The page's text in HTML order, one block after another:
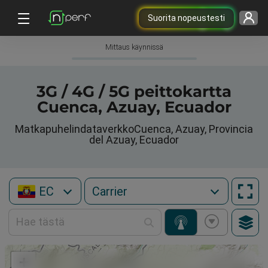
Suorita nopeustesti
Mittaus käynnissä
3G / 4G / 5G peittokartta
Cuenca, Azuay, Ecuador
MatkapuhelindataverkkoCuenca, Azuay, Provincia
del Azuay, Ecuador
EC